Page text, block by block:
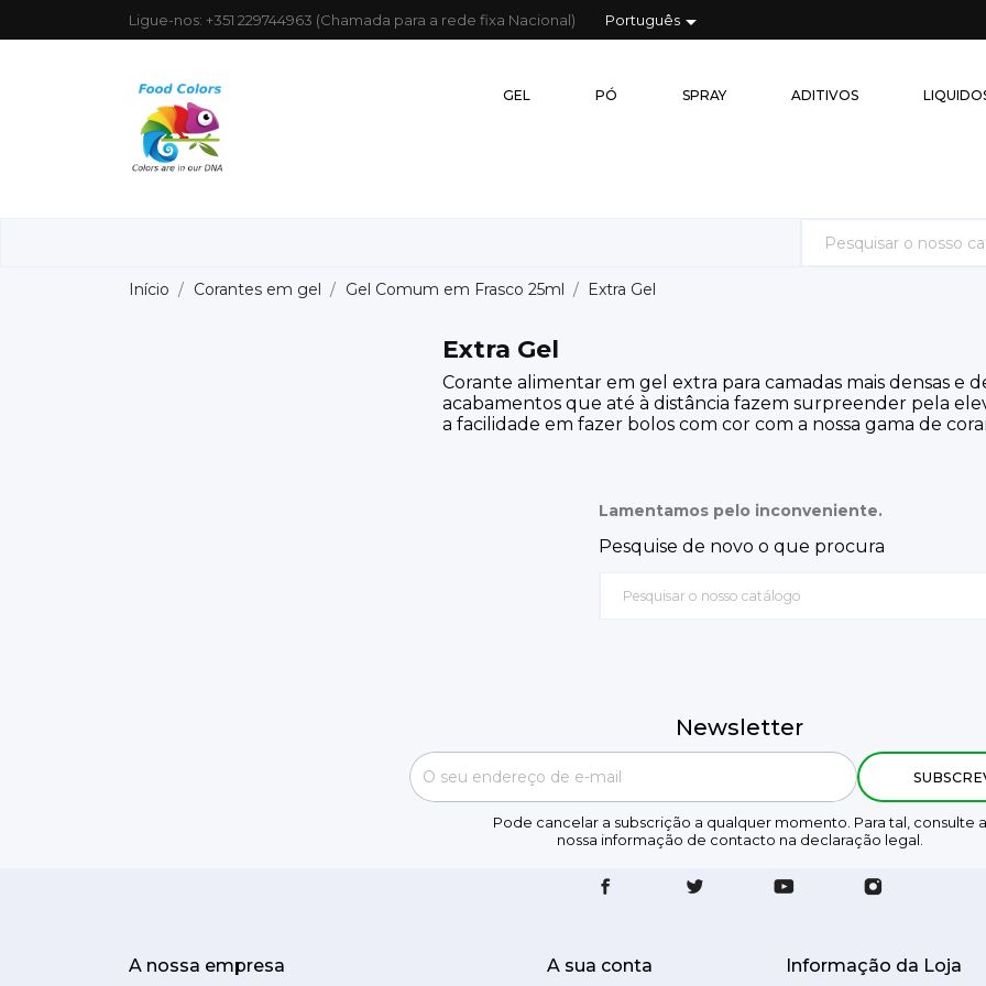
Ligue-nos: +351 229744963 (Chamada para a rede fixa Nacional) Português
GEL PÓ SPRAY ADITIVOS
Início Corantes em gel Gel Comum em Frasco 25ml Extra Gel
Extra Gel
Corante alimentar em gel extra para camadas mais densas e
acabamentos que até à distância fazem surpreender pela
a facilidade em fazer bolos com cor com a nossa gama de
Lamentamos pelo inconveniente.
Pesquise de novo o que procura
Newsletter
Pode cancelar a subscrição a qualquer momento. Para tal, consulte a
nossa informação de contacto na declaração legal.
A nossa empresa A sua conta Informação da Loja